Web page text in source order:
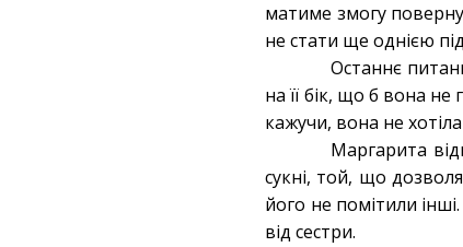
матиме змогу
не стати ще однією
Останнє
на її бік, що б вона
кажучи, вона не
Маргарита
сукні, той, що
його не помітили
від сестри.